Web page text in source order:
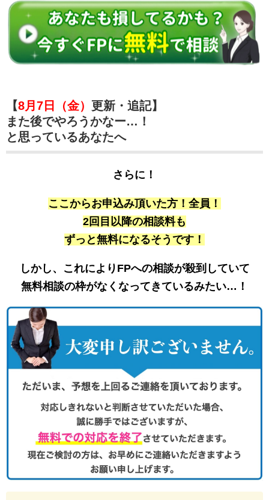
【8月7日（金） 更新・追記】
また後でやろうかなー…！
と思っているあなたへ
さらに！
ここからお申込み頂いた方！全員！
2回目以降の相談料も
ずっと無料になるそうです！
しかし、これによりFPへの相談が殺到していて
無料相談の枠がなくなってきているみたい…！